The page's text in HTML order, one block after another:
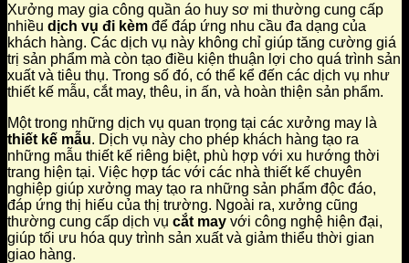
Xưởng may gia công quần áo huy sơ mi thường cung cấp
nhiều dịch vụ đi kèm để đáp ứng nhu cầu đa dạng của
khách hàng. Các dịch vụ này không chỉ giúp tăng cường giá
trị sản phẩm mà còn tạo điều kiện thuận lợi cho quá trình sản
xuất và tiêu thụ. Trong số đó, có thể kể đến các dịch vụ như
thiết kế mẫu, cắt may, thêu, in ấn, và hoàn thiện sản phẩm.
Một trong những dịch vụ quan trọng tại các xưởng may là
thiết kế mẫu. Dịch vụ này cho phép khách hàng tạo ra
những mẫu thiết kế riêng biệt, phù hợp với xu hướng thời
trang hiện tại. Việc hợp tác với các nhà thiết kế chuyên
nghiệp giúp xưởng may tạo ra những sản phẩm độc đáo,
đáp ứng thị hiếu của thị trường. Ngoài ra, xưởng cũng
thường cung cấp dịch vụ cắt may với công nghệ hiện đại,
giúp tối ưu hóa quy trình sản xuất và giảm thiểu thời gian
giao hàng.